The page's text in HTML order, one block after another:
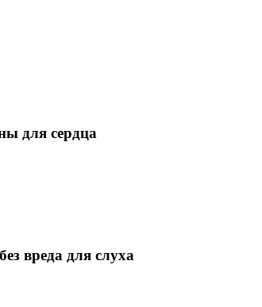
для сердца
вреда для слуха